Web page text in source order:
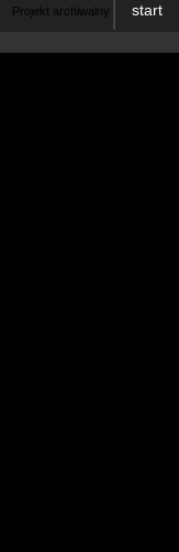
Projekt archiwalny start